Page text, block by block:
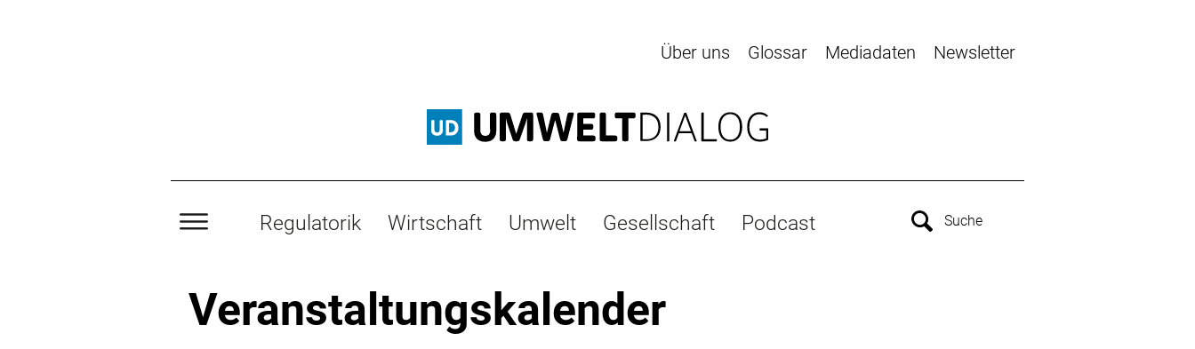
Über uns Glossar Mediadaten Newsletter
Regulatorik Wirtschaft Umwelt Gesellschaft Podcast
Veranstaltungskalender